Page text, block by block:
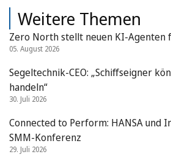
Weitere Themen
Zero North stellt neuen KI-Agenten
05. August 2026
Segeltechnik-CEO: „Schiffseigner
handeln“
30. Juli 2026
Connected to Perform: HANSA und
SMM-Konferenz
29. Juli 2026